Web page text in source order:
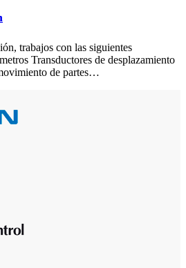
trabajos con las siguientes
Transductores de desplazamiento
de partes…